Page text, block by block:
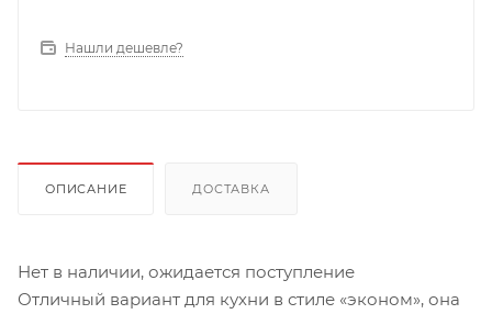
Нашли дешевле?
ОПИСАНИЕ ДОСТАВКА
Нет в наличии, ожидается поступление
Отличный вариант для кухни в стиле «эконом», она